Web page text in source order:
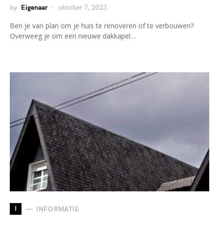
by Eigenaar oktober 7, 2023
Ben je van plan om je huis te renoveren of te verbouwen?
Overweeg je om een nieuwe dakkapel…
I INFORMATIE